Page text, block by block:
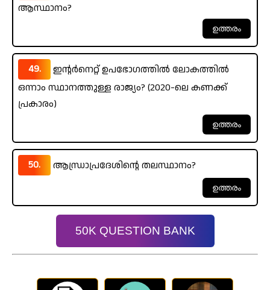
ആസ്ഥാനം?
49.
ഇന്റർനെറ്റ് ഉപഭോഗത്തിൽ ലോകത്തിൽ
ഒന്നാം സ്ഥാനത്തുള്ള രാജ്യം? (2020-ലെ കണക്ക്
പ്രകാരം)
50. ആന്ധ്രാപ്രദേശിന്റെ തലസ്ഥാനം?
50K QUESTION BANK